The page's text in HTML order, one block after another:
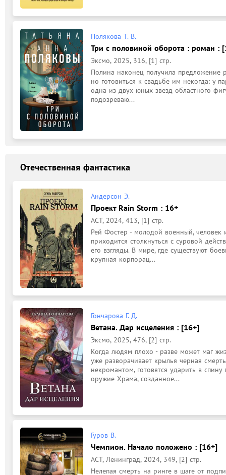
Полякова Т. В.
Три с половиной оборота : роман :
Эксмо, 2025, 316, [1] стр.
Полина наконец получила предложение
но готовиться к свадьбе им некогда: у
одна из двух юных звезд областного
подозреваю...
Отечественная фантастика
Андерсон Э.
Проект Rain Storm : 16+
АСТ, 2024, 413, [1] стр.
Рей Фостер - молодой военный,
приходится столкнуться с суровой
его взгляды. В мире, где существуют
крупная корпорац...
Гончарова Г. Д.
Ветана. Дар исцеления : [16+]
Эксмо, 2025, 476, [2] стр.
Когда людям плохо - разве может маг
уже разворачивает крылья черная
некромантом, готовятся ударить в
оружие Храма, созданное...
Гуров В.
Чемпион. Начало положено : [16+]
АСТ, Ленинград, 2024, 349, [2] стр.
Нелепая смерть на ринге в шаге от